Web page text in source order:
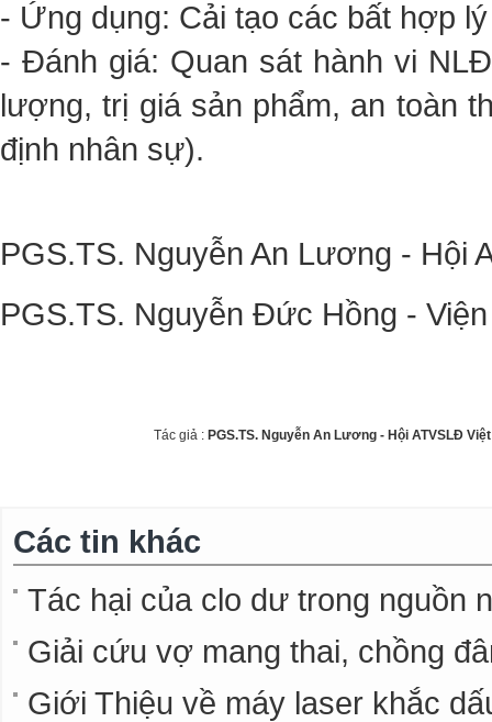
- Ứng dụng: Cải tạo các bất hợp
- Đánh giá: Quan sát hành vi
lượng, trị giá sản phẩm, an toàn
định nhân sự).
PGS.TS. Nguyễn An Lương - Hội
PGS.TS. Nguyễn Đức Hồng -
Tác giả : PGS.TS. Nguyễn An Lương - Hội ATVSLĐ
Các tin khác
Tác hại của clo dư trong nguồn
Giải cứu vợ mang thai, chồng
Giới Thiệu về máy laser khắc